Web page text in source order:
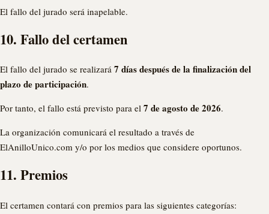
El fallo del jurado será inapelable.
10. Fallo del certamen
El fallo del jurado se realizará 7 días después de la finalización del
plazo de participación.
Por tanto, el fallo está previsto para el 7 de agosto de 2026.
La organización comunicará el resultado a través de
ElAnilloUnico.com y/o por los medios que considere oportunos.
11. Premios
El certamen contará con premios para las siguientes categorías: